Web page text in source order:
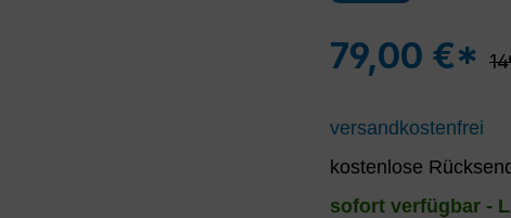
79,00 €*
versandkostenfrei
kostenlose
sofort verfügbar -